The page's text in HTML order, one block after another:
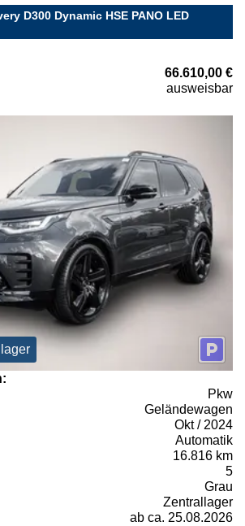
D300 Dynamic HSE PANO LED
66.610,00 €
ausweisbar
Pkw
Geländewagen
Okt / 2024
Automatik
16.816 km
5
Grau
Zentrallager
ab ca. 25.08.2026